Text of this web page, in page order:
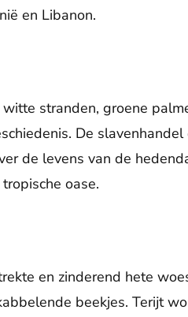
en Libanon.
stranden, groene
De
de levens van de
oase.
en zinderend hete
beekjes. Terijt